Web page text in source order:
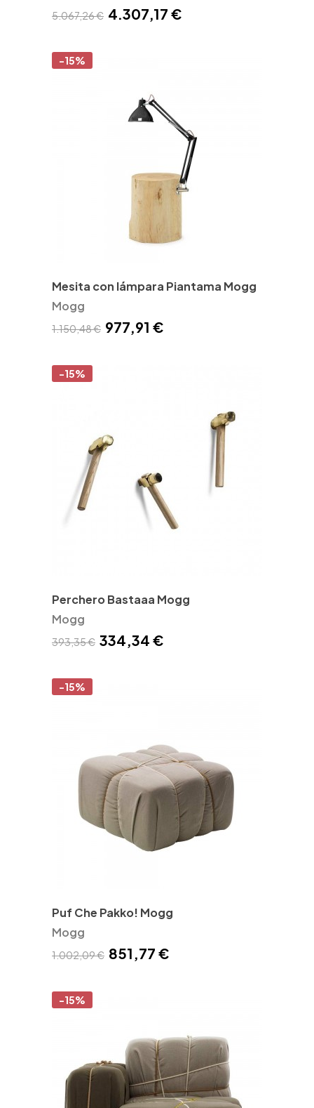
5.067,26 € 4.307,17 €
-15%
Mesita con lámpara Piantama Mogg
Mogg
1.150,48 € 977,91 €
-15%
Perchero Bastaaa Mogg
Mogg
393,35 € 334,34 €
-15%
Puf Che Pakko! Mogg
Mogg
1.002,09 € 851,77 €
-15%